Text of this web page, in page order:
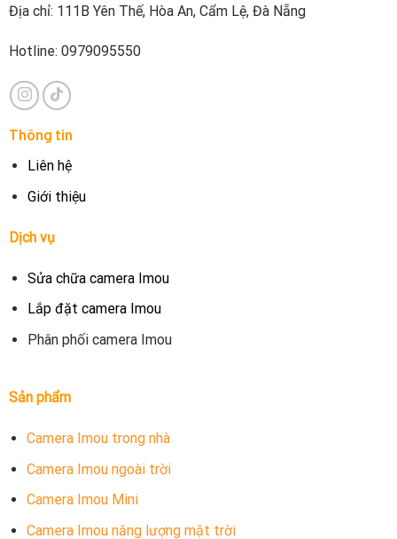
Địa chỉ: 111B Yên Thế, Hòa An, Cẩm Lệ, Đà Nẵng
Hotline: 0979095550
Thông tin
Liên hệ
Giới thiệu
Dịch vụ
Sửa chữa camera Imou
Lắp đặt camera Imou
Phân phối camera Imou
Sản phẩm
Camera Imou trong nhà
Camera Imou ngoài trời
Camera Imou Mini
Camera Imou năng lượng mặt trời